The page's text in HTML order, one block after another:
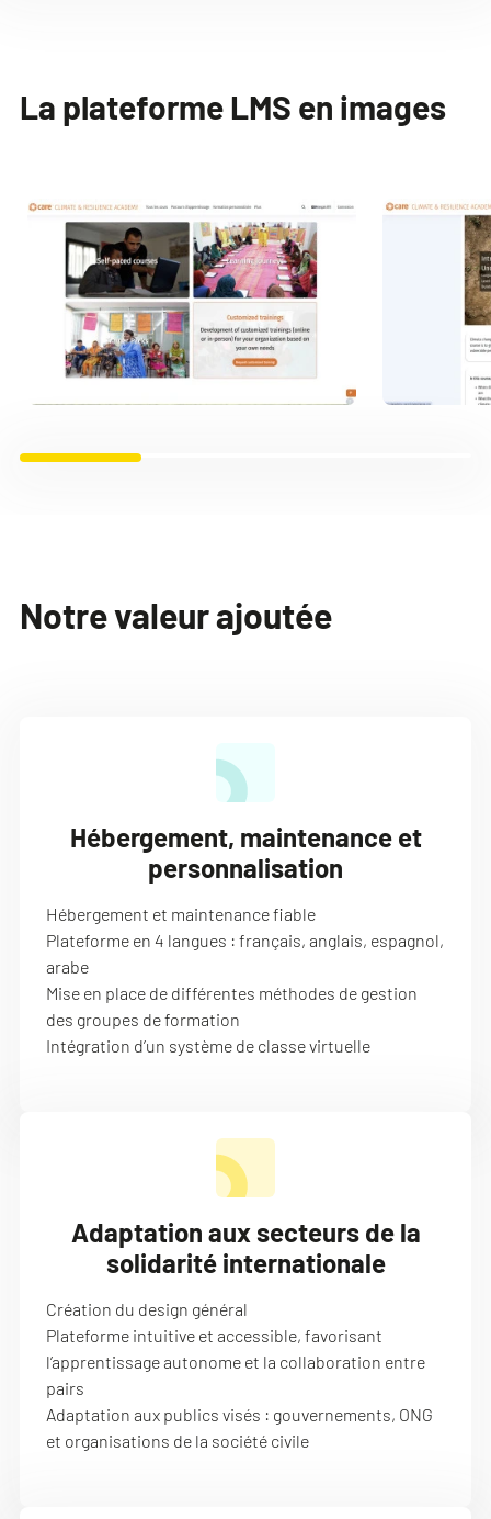
La plateforme LMS en images
Notre valeur ajoutée
Hébergement, maintenance et
personnalisation
Hébergement et maintenance fiable
Plateforme en 4 langues : français, anglais, espagnol,
arabe
Mise en place de différentes méthodes de gestion
des groupes de formation
Intégration d’un système de classe virtuelle
Adaptation aux secteurs de la
solidarité internationale
Création du design général
Plateforme intuitive et accessible, favorisant
l’apprentissage autonome et la collaboration entre
pairs
Adaptation aux publics visés : gouvernements, ONG
et organisations de la société civile